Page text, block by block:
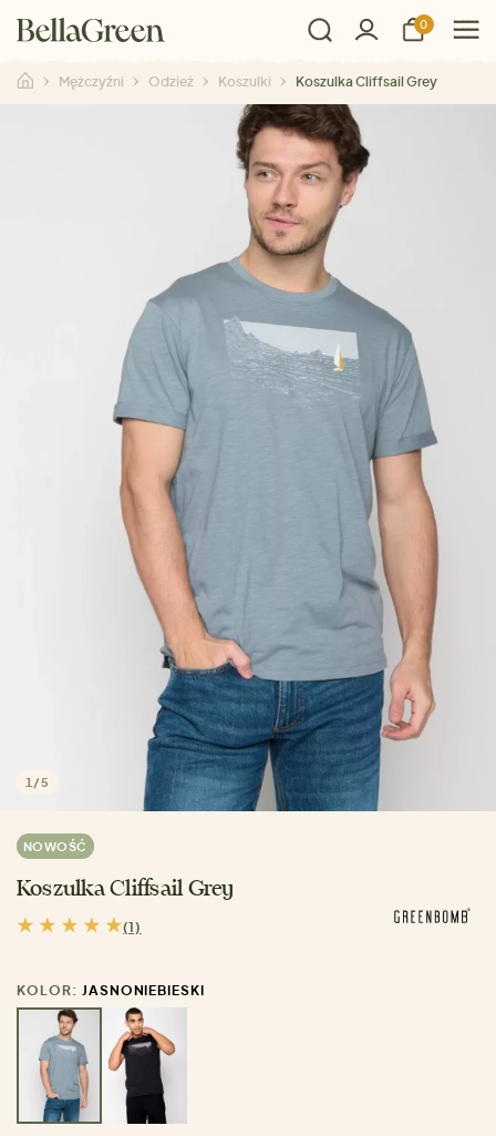
0
Mężczyźni Odzież Koszulki Koszulka Cliffsail Grey
1 /5
NOWOŚĆ
Koszulka Cliffsail Grey
(1)
KOLOR: JASNONIEBIESKI